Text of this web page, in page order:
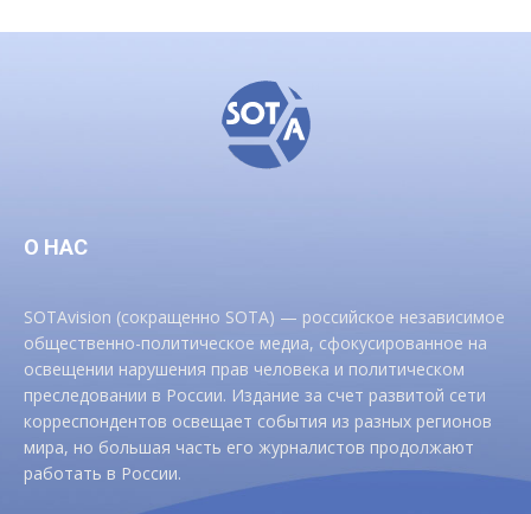
О НАС
SOTAvision (сокращенно SOTA) — российское независимое
общественно-политическое медиа, сфокусированное на
освещении нарушения прав человека и политическом
преследовании в России. Издание за счет развитой сети
корреспондентов освещает события из разных регионов
мира, но большая часть его журналистов продолжают
работать в России.